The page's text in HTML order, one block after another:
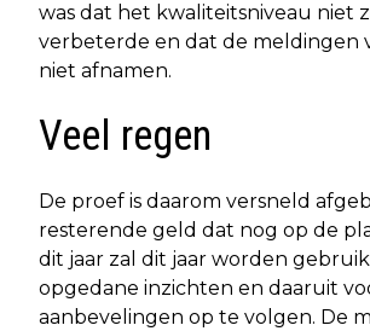
was dat het kwaliteitsniveau niet
verbeterde en dat de meldingen
niet afnamen.
Veel regen
De proef is daarom versneld
resterende geld dat nog op de
dit jaar zal dit jaar worden
opgedane inzichten en daaruit
aanbevelingen op te volgen. De